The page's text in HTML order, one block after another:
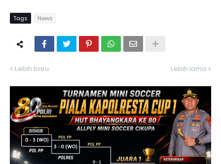
Tags News
Lebih baru Lebih lama